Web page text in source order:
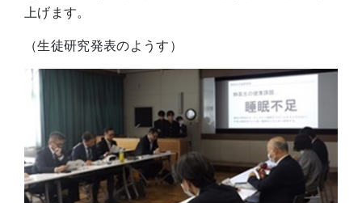
上げます。
（生徒研究発表のようす）